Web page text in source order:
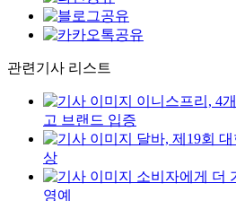
관련기사 리스트
이니스프리, 4
고 브랜드 입증
달바, 제19회
상
소비자에게 더
영예